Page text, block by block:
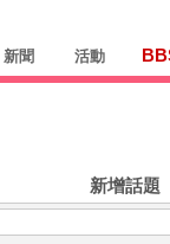
新聞 活動
新增話題